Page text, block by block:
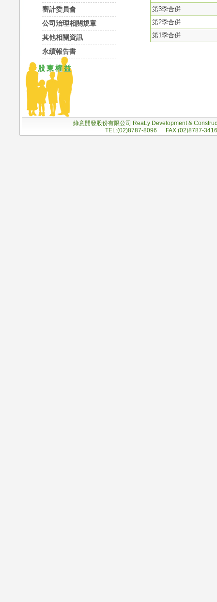
審計委員會
公司治理相關規章
其他相關資訊
永續報告書
股東權益
第3季合併
第2季合併
第1季合併
綠意開發股份有限公司 ReaLy Development &
TEL:(02)8787-8096 FAX:(02)8787-